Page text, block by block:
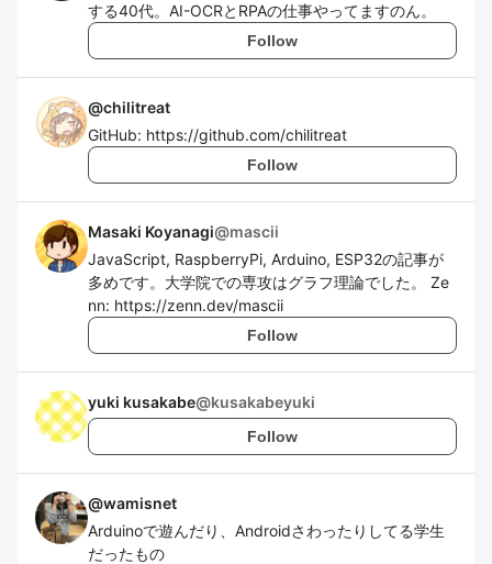
する40代。AI-OCRとRPAの仕事やってますのん。
Follow
@chilitreat
GitHub: https://github.com/chilitreat
Follow
Masaki Koyanagi@mascii
JavaScript, RaspberryPi, Arduino, ESP32の記事が
多めです。大学院での専攻はグラフ理論でした。 Ze
nn: https://zenn.dev/mascii
Follow
yuki kusakabe@kusakabeyuki
Follow
@wamisnet
Arduinoで遊んだり、Androidさわったりしてる学生
だったもの